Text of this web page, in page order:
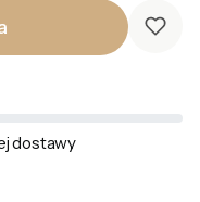
dostawy